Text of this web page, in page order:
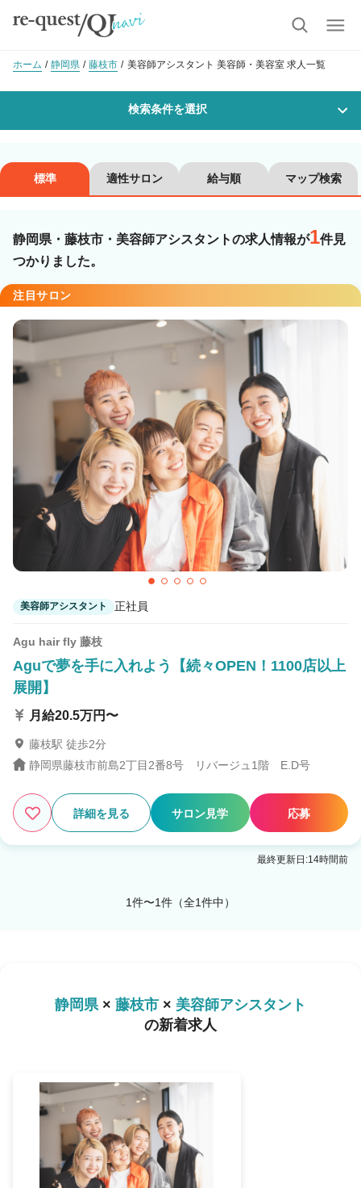
ホーム 静岡県 藤枝市 美容師アシスタント 美容師・美容室 求人一覧
検索条件を選択
沿線・駅を選択 市区町村を選択
藤枝市
職種・技能ランク
美容師スタイリスト
カラーリスト フロント・レセプション
ヘアメイク・美容部員 アイリスト
ネイリスト エステティシャン
講師・インストラクター 営業・販売スタッフ・その他
雇用形態
詳細条件
この条件の求人数 1 件
検索する
標準 適性サロン 給与順 マップ検索
静岡県・藤枝市・美容師アシスタントの求人情報が1件見
つかりました。
注目サロン
美容師アシスタント 正社員
Agu hair fly 藤枝
Aguで夢を手に入れよう【続々OPEN！1100店以上
展開】
月給20.5万円〜
藤枝駅 徒歩2分
静岡県藤枝市前島2丁目2番8号 リバージュ1階 E.D号
詳細を見る サロン見学 応募
最終更新日:14時間前
1件〜1件（全1件中）
静岡県× 藤枝市 × 美容師アシスタント
の新着求人